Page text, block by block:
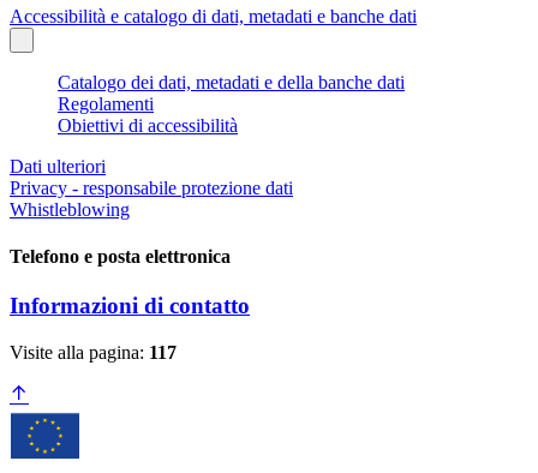
Accessibilità e catalogo di dati, metadati e banche dati
Catalogo dei dati, metadati e della banche dati
Regolamenti
Obiettivi di accessibilità
Dati ulteriori
Privacy - responsabile protezione dati
Whistleblowing
Telefono e posta elettronica
Informazioni di contatto
Visite alla pagina: 117